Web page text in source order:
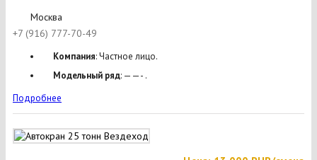
Москва
+7 (916) 777-70-49
Компания: Частное лицо.
Модельный ряд: ——- .
Подробнее